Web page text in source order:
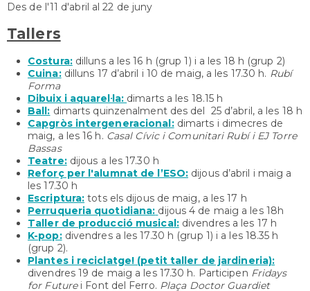
Des de l'11 d'abril al 22 de juny
Tallers
Costura: dilluns a les 16 h (grup 1) i a les 18 h (grup 2)
Cuina: dilluns 17 d’abril i 10 de maig, a les 17.30 h. Rubí
Forma
Dibuix i aquarel·la: dimarts a les 18.15 h
Ball: dimarts quinzenalment des del 25 d’abril, a les 18 h
Capgròs intergeneracional: dimarts i dimecres de
maig, a les 16 h. Casal Cívic i Comunitari Rubí i EJ Torre
Bassas
Teatre: dijous a les 17.30 h
Reforç per l'alumnat de l’ESO: dijous d’abril i maig a
les 17.30 h
Escriptura: tots els dijous de maig, a les 17 h
Perruqueria quotidiana: dijous 4 de maig a les 18h
Taller de producció musical: divendres a les 17 h
K-pop:divendres a les 17.30 h (grup 1) i a les 18.35 h
(grup 2).
Plantes i reciclatge! (petit taller de jardineria):
divendres 19 de maig a les 17.30 h. Participen Fridays
for Futurei Font del Ferro. Plaça Doctor Guardiet